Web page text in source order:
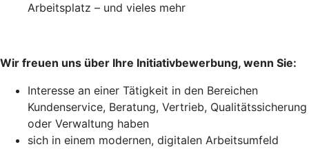
Arbeitsplatz – und vieles mehr
Wir freuen uns über Ihre Initiativbewerbung, wenn Sie:
Interesse an einer Tätigkeit in den Bereichen
Kundenservice, Beratung, Vertrieb, Qualitätssicherung
oder Verwaltung haben
sich in einem modernen, digitalen Arbeitsumfeld